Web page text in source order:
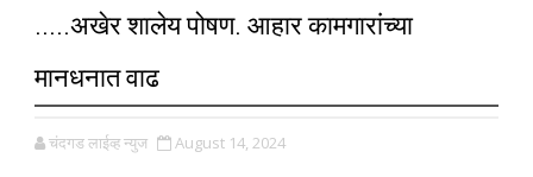
.....अखेर शालेय पोषण. आहार कामगारांच्या
मानधनात वाढ
चंदगड लाईव्ह न्युज August 14, 2024